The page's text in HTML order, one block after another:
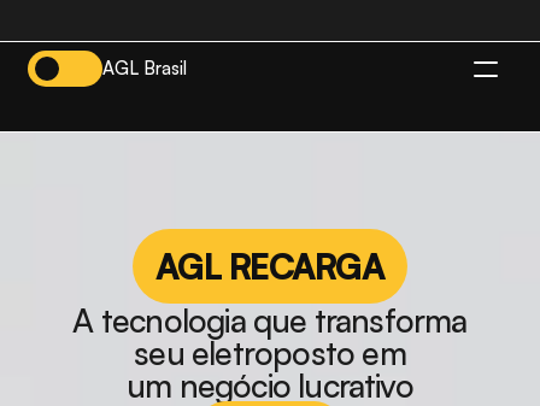
AGL Brasil
AGL RECARGA
A tecnologia que transforma
seu eletroposto em
um negócio lucrativo